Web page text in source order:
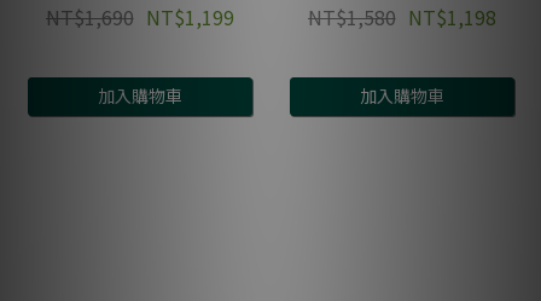
NT$1,199
NT$1,690
加入購物車
NT$1,198
NT$1,580
加入購物車